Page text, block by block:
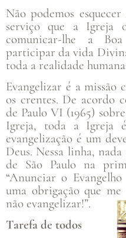
Não podemos
serviço que a Igreja
comunicar-lhe a
participar da vida
toda a realidade
Evangelizar é a missão
os crentes. De acordo
de Paulo VI (1965)
Igreja, toda a Igreja
evangelização é um
Deus. Nessa linha,
de São Paulo na
“Anunciar o
uma obrigação que
não evangelizar!”.
Tarefa de todos